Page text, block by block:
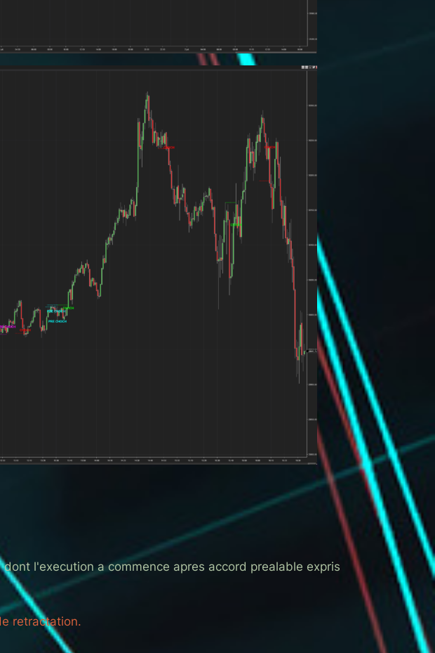
l'execution a commence apres accord prealable expris
retractation.